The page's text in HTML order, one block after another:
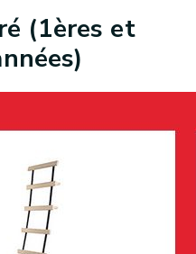
(1ères et